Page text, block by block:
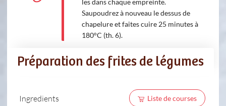
les dans chaque empreinte.
Saupoudrez à nouveau le dessus de
chapelure et faites cuire 25 minutes à
180°C (th. 6).
Préparation des frites de légumes
Ingredients Liste de courses